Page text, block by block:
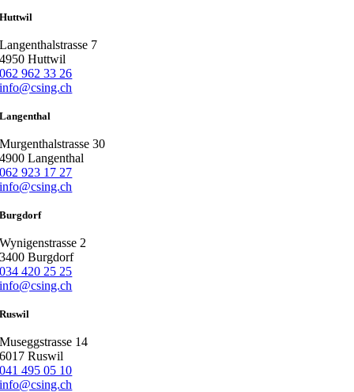
Huttwil
Langenthalstrasse 7
4950 Huttwil
062 962 33 26
info@csing.ch
Langenthal
Murgenthalstrasse 30
4900 Langenthal
062 923 17 27
info@csing.ch
Burgdorf
Wynigenstrasse 2
3400 Burgdorf
034 420 25 25
info@csing.ch
Ruswil
Museggstrasse 14
6017 Ruswil
041 495 05 10
info@csing.ch